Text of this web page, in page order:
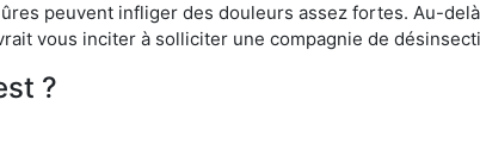
peuvent infliger des douleurs assez fortes. Au-
vous inciter à solliciter une compagnie de
?